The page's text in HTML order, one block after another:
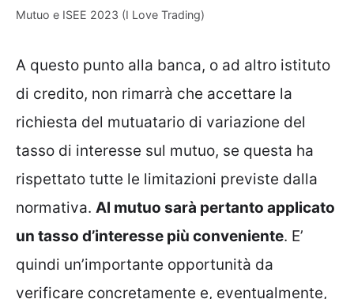
Mutuo e ISEE 2023 (I Love Trading)
A questo punto alla banca, o ad altro istituto
di credito, non rimarrà che accettare la
richiesta del mutuatario di variazione del
tasso di interesse sul mutuo, se questa ha
rispettato tutte le limitazioni previste dalla
normativa. Al mutuo sarà pertanto applicato
un tasso d’interesse più conveniente. E’
quindi un’importante opportunità da
verificare concretamente e, eventualmente,